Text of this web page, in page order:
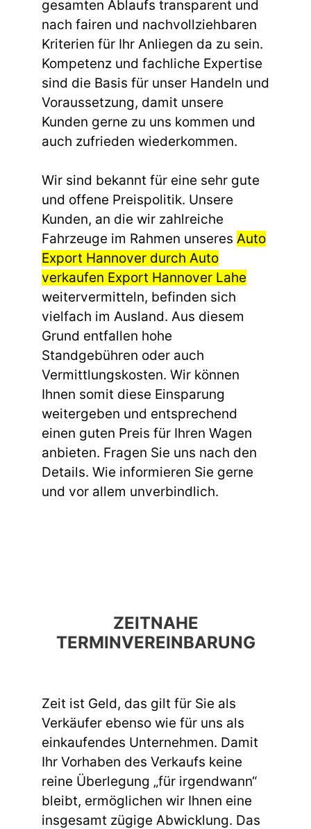
gesamten Ablaufs transparent und
nach fairen und nachvollziehbaren
Kriterien für Ihr Anliegen da zu sein.
Kompetenz und fachliche Expertise
sind die Basis für unser Handeln und
Voraussetzung, damit unsere
Kunden gerne zu uns kommen und
auch zufrieden wiederkommen.
Wir sind bekannt für eine sehr gute
und offene Preispolitik. Unsere
Kunden, an die wir zahlreiche
Fahrzeuge im Rahmen unseres Auto
Export Hannover durch Auto
verkaufen Export Hannover Lahe
weitervermitteln, befinden sich
vielfach im Ausland. Aus diesem
Grund entfallen hohe
Standgebühren oder auch
Vermittlungskosten. Wir können
Ihnen somit diese Einsparung
weitergeben und entsprechend
einen guten Preis für Ihren Wagen
anbieten. Fragen Sie uns nach den
Details. Wie informieren Sie gerne
und vor allem unverbindlich.
ZEITNAHE
TERMINVEREINBARUNG
Zeit ist Geld, das gilt für Sie als
Verkäufer ebenso wie für uns als
einkaufendes Unternehmen. Damit
Ihr Vorhaben des Verkaufs keine
reine Überlegung „für irgendwann“
bleibt, ermöglichen wir Ihnen eine
insgesamt zügige Abwicklung. Das